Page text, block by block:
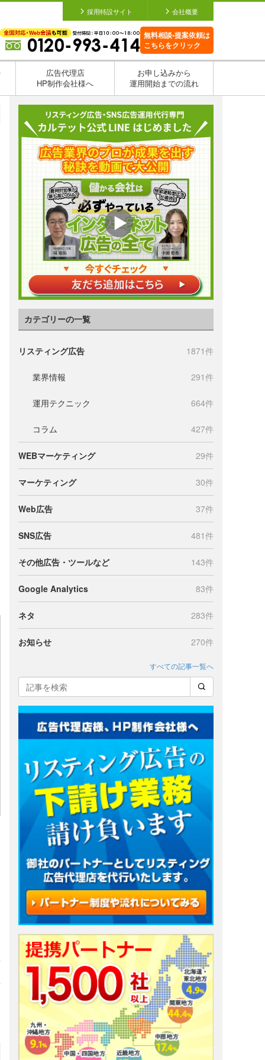
採用特設サイト 会社概要
無料相談•提案依頼は
こちらをクリック
広告代理店
HP制作会社様へ
お申し込みから
運用開始までの流れ
カテゴリーの一覧
リスティング広告 1871件
業界情報 291件
運用テクニック 664件
コラム 427件
WEBマーケティング 29件
マーケティング 30件
Web広告 37件
SNS広告 481件
その他広告・ツールなど 143件
Google Analytics 83件
ネタ 283件
お知らせ 270件
すべての記事一覧へ